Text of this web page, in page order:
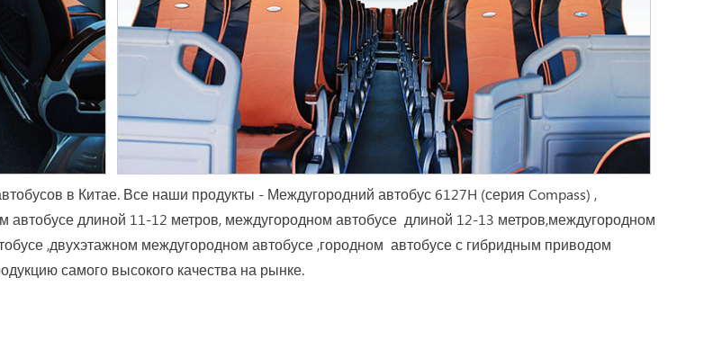
в Китае. Все наши продукты - Междугородний автобус 6127H (серия Compass) ,
длиной 11-12 метров, междугородном автобусе длиной 12-13 метров,междугородном
,двухэтажном междугородном автобусе ,городном автобусе с гибридным приводом
самого высокого качества на рынке.